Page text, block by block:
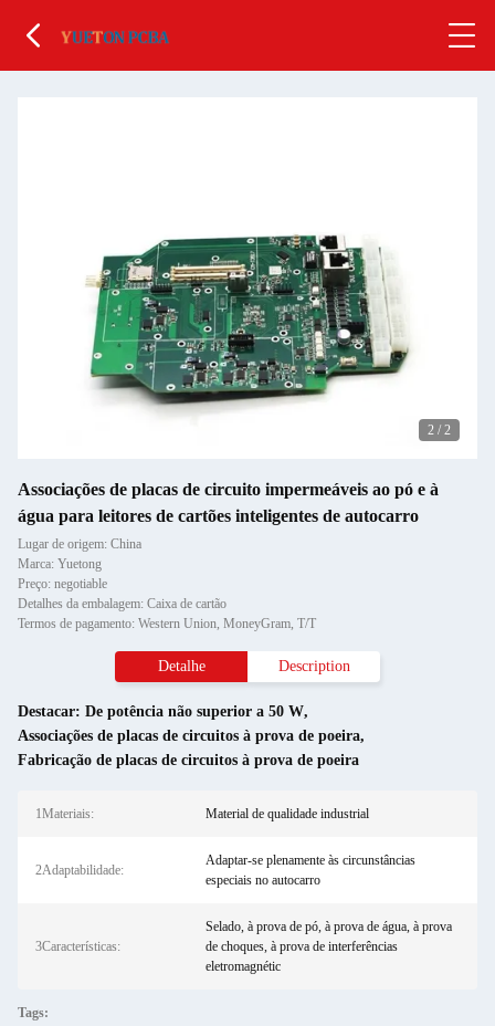
2 / 2
Associações de placas de circuito impermeáveis ao pó e à
água para leitores de cartões inteligentes de autocarro
Lugar de origem: China
Marca: Yuetong
Preço: negotiable
Detalhes da embalagem: Caixa de cartão
Termos de pagamento: Western Union, MoneyGram, T/T
Detalhe Description
Destacar: De potência não superior a 50 W,
Associações de placas de circuitos à prova de poeira,
Fabricação de placas de circuitos à prova de poeira
1Materiais: Material de qualidade industrial
2Adaptabilidade:
Adaptar-se plenamente às circunstâncias
especiais no autocarro
3Características:
Selado, à prova de pó, à prova de água, à prova
de choques, à prova de interferências
eletromagnétic
Tags: